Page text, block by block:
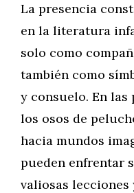
La presencia
en la literatura
solo como
también como
y consuelo. En las
los osos de
hacia mundos
pueden enfrentar
valiosas